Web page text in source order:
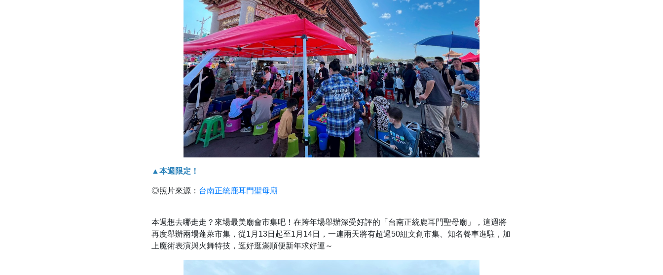
▲本週限定！
◎照片來源： 台南正統鹿耳門聖母廟
本週想去哪走走？來場最美廟會市集吧！在跨年場舉辦深受好評的「台南正統鹿耳門聖母廟」，這週將
再度舉辦兩場蓬萊市集，從1月13日起至1月14日，一連兩天將有超過50組文創市集、知名餐車進駐，加
上魔術表演與火舞特技，逛好逛滿順便新年求好運～